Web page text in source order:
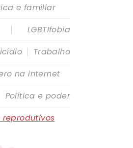
e familiar
|
LGBTIfobia
| Trabalho
na internet
Política e poder
reprodutivos